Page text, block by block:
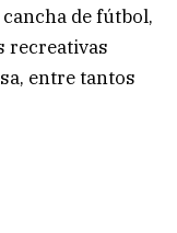
de fútbol,
recreativas
entre tantos